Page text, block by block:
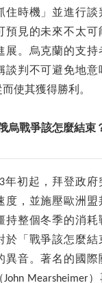
住時機」並進行談
預見的未來不太可
展。烏克蘭的支持
談判不可避免地意
使其獲得勝利。
烏戰爭該怎麼結束
年初起，拜登政府
度，並施壓歐洲盟
持整個冬季的消耗
於「戰爭該怎麼結
異音。著名的國際
Mearsheimer